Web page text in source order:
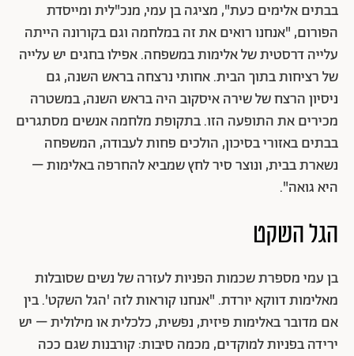
בבתים אלימים כעת", מציגה בן עמי, מנכ"לית ומייסדת
הפורום, "אנחנו רואים את זה במלחמה וגם בקורונה הייתה
עלייה דרסטית של אלימות במשפחה. אפילו בחגים יש עלייה
של רציחות בתוך הבית. אחותי נרצחה בראש השנה, גם
ניסיון הרצח של שירה איסקוב היה בראש השנה, במשטרה
מכירים את התופעה הזו. בתקופת מלחמה אנשים מסתגרים
בבתים באזורי בסיכון, הולכים פחות לעבודה, המשפחה
נשארת בבית, ונוצר סיר לחץ שמביא להחרפה באלימות –
היא גואה".
הגל השקט
בן עמי מספרת שכמות הפניות לעזרה של נשים שסובלות
מאלימות דווקא יורדת. "אנחנו קוראות לזה 'הגל השקט'. בין
אם מדובר באלימות פיזית, נפשית, כלכלית או מילולית – יש
ירידה בפניות למוקדים, מכמה סיבות: קורבנות שגם ככה